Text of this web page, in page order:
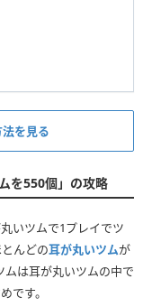
を見る
を550個」の攻略
いツムで1プレイでツ
んどの耳が丸いツムが
は耳が丸いツムの中で
です。